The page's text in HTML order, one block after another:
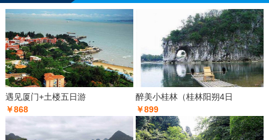
遇见厦门+土楼五日游
￥868
醉美小桂林（桂林阳朔4日
￥899